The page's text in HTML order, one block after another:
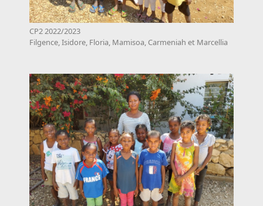
CP2 2022/2023
Filgence, Isidore, Floria, Mamisoa, Carmeniah et Marcellia